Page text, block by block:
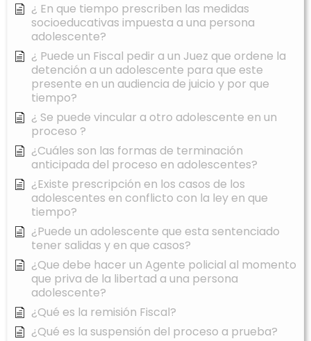
¿ En que tiempo prescriben las medidas
socioeducativas impuesta a una persona
adolescente?
¿ Puede un Fiscal pedir a un Juez que ordene la
detención a un adolescente para que este
presente en un audiencia de juicio y por que
tiempo?
¿ Se puede vincular a otro adolescente en un
proceso ?
¿Cuáles son las formas de terminación
anticipada del proceso en adolescentes?
¿Existe prescripción en los casos de los
adolescentes en conflicto con la ley en que
tiempo?
¿Puede un adolescente que esta sentenciado
tener salidas y en que casos?
¿Que debe hacer un Agente policial al momento
que priva de la libertad a una persona
adolescente?
¿Qué es la remisión Fiscal?
¿Qué es la suspensión del proceso a prueba?